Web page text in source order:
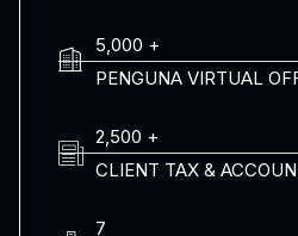
5,000 +
PENGUNA VIRTUAL
2,500 +
CLIENT TAX &
7